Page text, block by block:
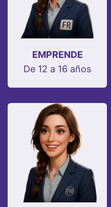
EMPRENDE
De 12 a 16 años